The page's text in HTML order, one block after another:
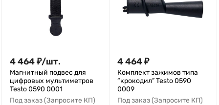
4 464₽/шт.
Магнитный подвес для
цифровых мультиметров
Testo 0590 0001
Под заказ (Запросите КП)
4 464₽
Комплект зажимов типа
“крокодил” Testo 0590
0009
Под заказ (Запросите КП)